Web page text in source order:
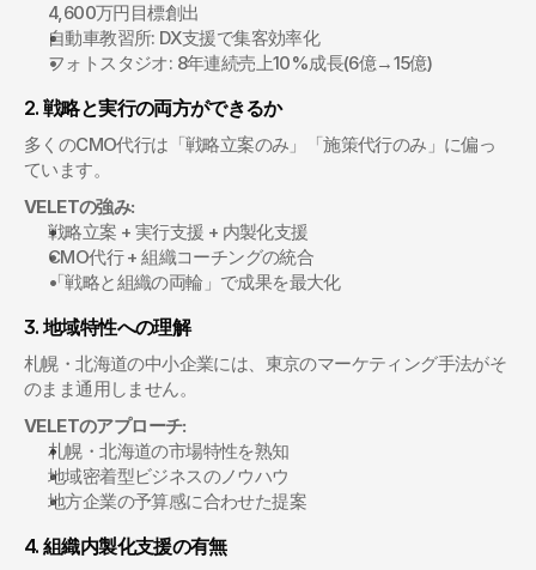
4,600万円目標創出
自動車教習所: DX支援で集客効率化
フォトスタジオ: 8年連続売上10%成長(6億→15億)
2. 戦略と実行の両方ができるか
多くのCMO代行は「戦略立案のみ」「施策代行のみ」に偏っ
ています。
VELETの強み:
戦略立案 + 実行支援 + 内製化支援
CMO代行 + 組織コーチングの統合
「戦略と組織の両輪」で成果を最大化
3. 地域特性への理解
札幌・北海道の中小企業には、東京のマーケティング手法がそ
のまま通用しません。
VELETのアプローチ:
札幌・北海道の市場特性を熟知
地域密着型ビジネスのノウハウ
地方企業の予算感に合わせた提案
4. 組織内製化支援の有無